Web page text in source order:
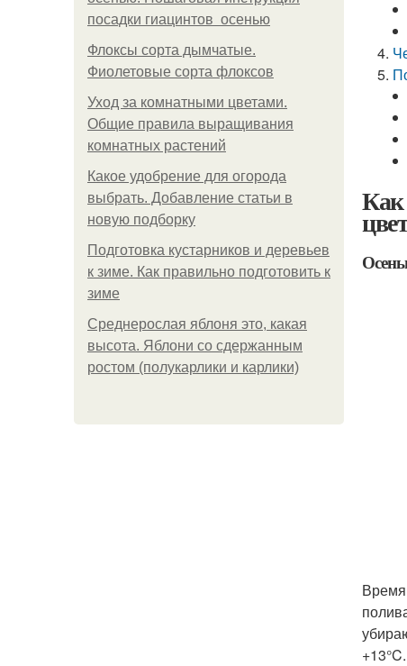
посадки гиацинтов осенью
Флоксы сорта дымчатые.
Фиолетовые сорта флоксов
Уход за комнатными цветами.
Общие правила выращивания
комнатных растений
Какое удобрение для огорода
выбрать. Добавление статьи в
новую подборку
Подготовка кустарников и деревьев
к зиме. Как правильно подготовить к
зиме
Среднерослая яблоня это, какая
высота. Яблони со сдержанным
ростом (полукарлики и карлики)
Как
+13°C.